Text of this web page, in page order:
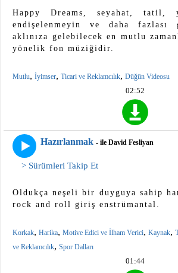
Happy Dreams, seyahat, tatil,
endişelenmeyin ve daha fazlası
aklınıza gelebilecek en mutlu
yönelik fon müziğidir.
Mutlu, İyimser, Ticari ve Reklamcılık, Düğün Videosu
02:52
Hazırlanmak - ile David Fesliyan
> Sürümleri Takip Et
Oldukça neşeli bir duyguya sahip
rock and roll giriş enstrümantal.
Korkak, Harika, Motive Edici ve İlham Verici, Kaynak,
ve Reklamcılık, Spor Dalları
01:44